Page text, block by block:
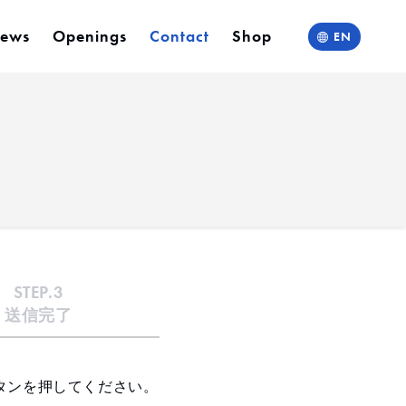
Openings Contact Shop EN
STEP.3
送信完了
を押してください。